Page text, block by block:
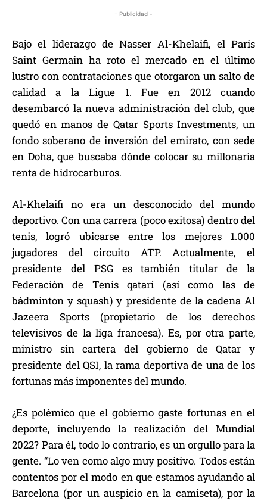
- Publicidad -
Bajo el liderazgo de Nasser Al-Khelaifi, el Paris
Saint Germain ha roto el mercado en el último
lustro con contrataciones que otorgaron un salto de
calidad a la Ligue 1. Fue en 2012 cuando
desembarcó la nueva administración del club, que
quedó en manos de Qatar Sports Investments, un
fondo soberano de inversión del emirato, con sede
en Doha, que buscaba dónde colocar su millonaria
renta de hidrocarburos.
Al-Khelaifi no era un desconocido del mundo
deportivo. Con una carrera (poco exitosa) dentro del
tenis, logró ubicarse entre los mejores 1.000
jugadores del circuito ATP. Actualmente, el
presidente del PSG es también titular de la
Federación de Tenis qatarí (así como las de
bádminton y squash) y presidente de la cadena Al
Jazeera Sports (propietario de los derechos
televisivos de la liga francesa). Es, por otra parte,
ministro sin cartera del gobierno de Qatar y
presidente del QSI, la rama deportiva de una de los
fortunas más imponentes del mundo.
¿Es polémico que el gobierno gaste fortunas en el
deporte, incluyendo la realización del Mundial
2022? Para él, todo lo contrario, es un orgullo para la
gente. “Lo ven como algo muy positivo. Todos están
contentos por el modo en que estamos ayudando al
Barcelona (por un auspicio en la camiseta), por la